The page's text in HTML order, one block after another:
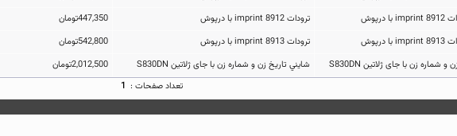
ترودات 8912 imprint با درپوش
ترودات 8913 imprint با درپوش
شايني تاریخ زن و شماره زن با جای ژلاتین S830DN
تعداد صفحات : 1